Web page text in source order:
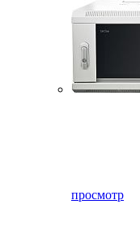
просмотр